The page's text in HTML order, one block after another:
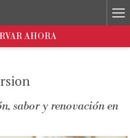
AHORA
sabor y renovación en